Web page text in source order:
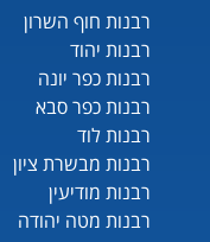
רבנות חוף השרון
רבנות יהוד
רבנות כפר יונה
רבנות כפר סבא
רבנות לוד
רבנות מבשרת ציון
רבנות מודיעין
רבנות מטה יהודה